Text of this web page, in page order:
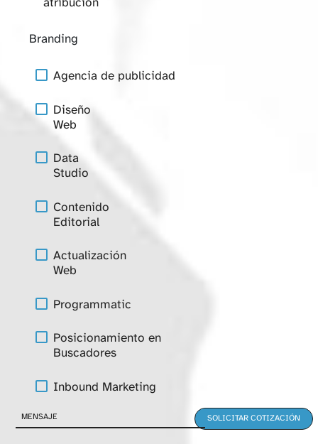
atribución
Branding
Agencia de publicidad
Diseño
Web
Data
Studio
Contenido
Editorial
Actualización
Web
Programmatic
Posicionamiento en
Buscadores
Inbound Marketing